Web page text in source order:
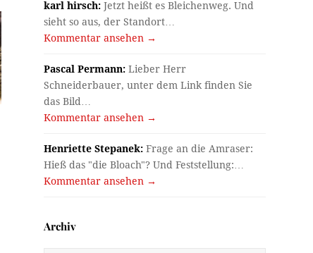
karl hirsch: Jetzt heißt es Bleichenweg. Und
sieht so aus, der Standort…
Kommentar ansehen →
Pascal Permann: Lieber Herr
Schneiderbauer, unter dem Link finden Sie
das Bild…
Kommentar ansehen →
Henriette Stepanek: Frage an die Amraser:
Hieß das "die Bloach"? Und Feststellung:…
Kommentar ansehen →
Archiv